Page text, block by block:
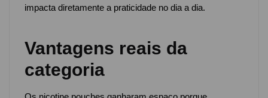
impacta diretamente a praticidade no dia a dia.
Vantagens reais da
categoria